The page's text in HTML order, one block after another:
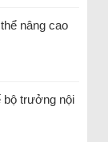
nâng cao
bộ trưởng nội